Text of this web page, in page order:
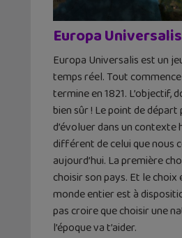
Europa
Europa Universalis est un
temps réel. Tout
termine en 1821. L’objectif,
bien sûr ! Le point de
d’évoluer dans un contexte
différent de celui que nous
aujourd’hui. La première
choisir son pays. Et le
monde entier est à
pas croire que choisir une
l’époque va t’aider.